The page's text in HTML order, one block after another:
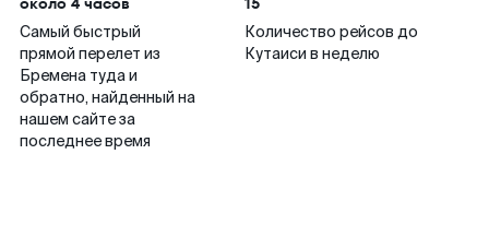
Самый быстрый
прямой перелет из
Бремена туда и
обратно, найденный на
нашем сайте за
последнее время
Количество рейсов до
Кутаиси в неделю